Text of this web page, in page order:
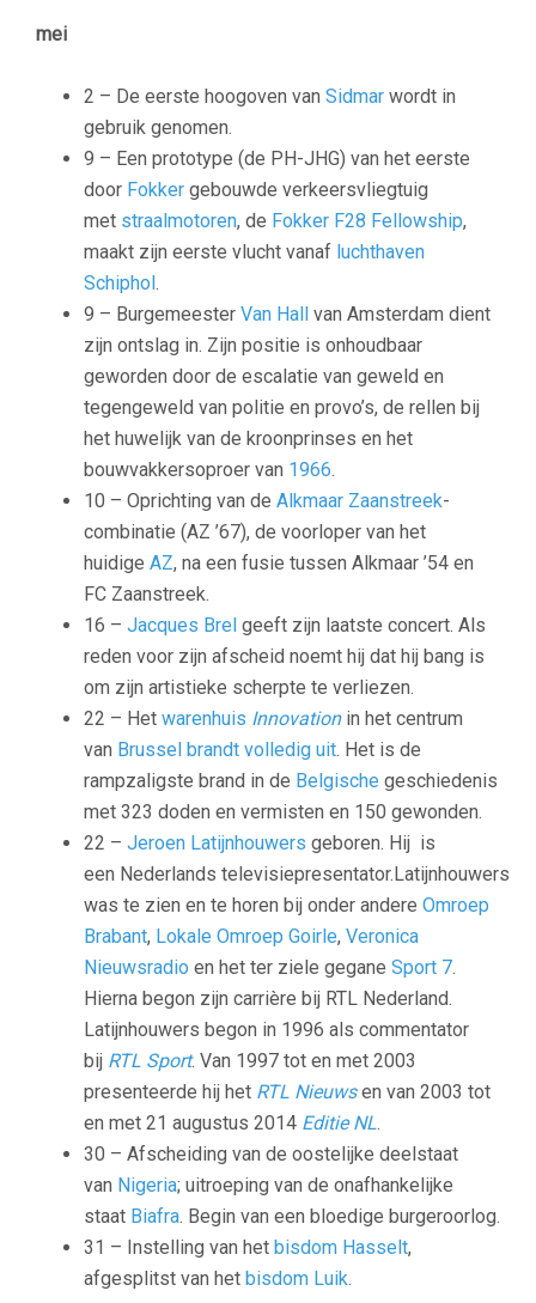
mei
2 – De eerste hoogoven van Sidmar wordt in
gebruik genomen.
9 – Een prototype (de PH-JHG) van het eerste
door Fokker gebouwde verkeersvliegtuig
met straalmotoren, de Fokker F28 Fellowship,
maakt zijn eerste vlucht vanaf luchthaven
Schiphol.
9 – Burgemeester Van Hall van Amsterdam dient
zijn ontslag in. Zijn positie is onhoudbaar
geworden door de escalatie van geweld en
tegengeweld van politie en provo’s, de rellen bij
het huwelijk van de kroonprinses en het
bouwvakkersoproer van 1966.
10 – Oprichting van de Alkmaar Zaanstreek-
combinatie (AZ ’67), de voorloper van het
huidige AZ, na een fusie tussen Alkmaar ’54 en
FC Zaanstreek.
16 – Jacques Brel geeft zijn laatste concert. Als
reden voor zijn afscheid noemt hij dat hij bang is
om zijn artistieke scherpte te verliezen.
22 – Het warenhuis Innovationin het centrum
van Brussel brandt volledig uit. Het is de
rampzaligste brand in de Belgische geschiedenis
met 323 doden en vermisten en 150 gewonden.
22 – Jeroen Latijnhouwers geboren. Hij is
een Nederlands televisiepresentator.Latijnhouwers
was te zien en te horen bij onder andere Omroep
Brabant, Lokale Omroep Goirle, Veronica
Nieuwsradio en het ter ziele gegane Sport 7.
Hierna begon zijn carrière bij RTL Nederland.
Latijnhouwers begon in 1996 als commentator
bij RTL Sport. Van 1997 tot en met 2003
presenteerde hij het RTL Nieuwsen van 2003 tot
en met 21 augustus 2014 Editie NL.
30 – Afscheiding van de oostelijke deelstaat
van Nigeria; uitroeping van de onafhankelijke
staat Biafra. Begin van een bloedige burgeroorlog.
31 – Instelling van het bisdom Hasselt,
afgesplitst van het bisdom Luik.